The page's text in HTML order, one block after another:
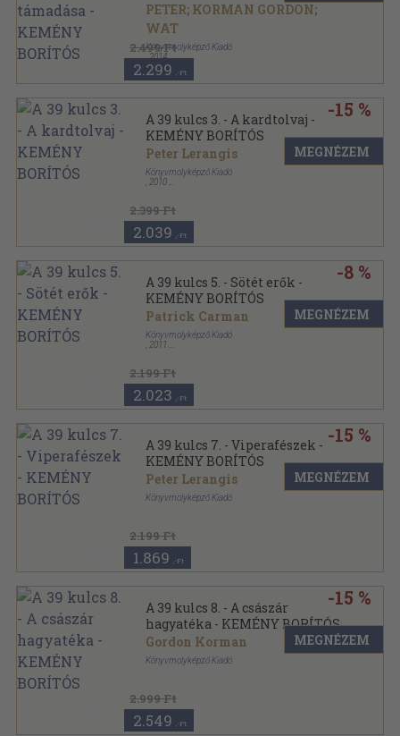
PETER; KORMAN GORDON;
WAT
Könyvmolyképző Kiadó
,2014
Keménytáblás
2.499 Ft
2.299 ,-Ft
A 39 kulcs 3. - A kardtolvaj -
KEMÉNY BORÍTÓS
Peter Lerangis
Könyvmolyképző Kiadó
2010
2.399 Ft
-15 %
2.039 ,-Ft
MEGNÉZEM
A 39 kulcs 5. - Sötét erők -
KEMÉNY BORÍTÓS
Patrick Carman
Könyvmolyképző Kiadó
2011
2.199 Ft
-8 %
2.023 ,-Ft
MEGNÉZEM
A 39 kulcs 7. - Viperafészek -
KEMÉNY BORÍTÓS
Peter Lerangis
Könyvmolyképző Kiadó
2.199 Ft
-15 %
1.869 ,-Ft
MEGNÉZEM
A 39 kulcs 8. - A császár
hagyatéka - KEMÉNY BORÍTÓS
Gordon Korman
Könyvmolyképző Kiadó
2.999 Ft
-15 %
2.549 ,-Ft
MEGNÉZEM